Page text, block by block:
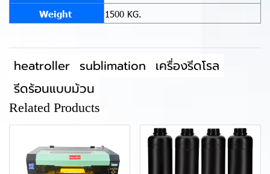
Weight 1500 KG.
heatroller sublimation เครื่องรีดโรล
รีดร้อนแบบม้วน
Related Products